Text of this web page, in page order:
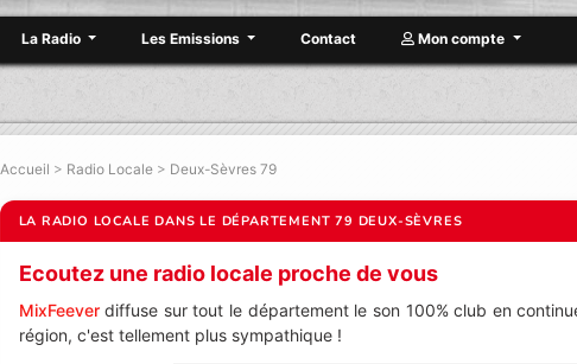
La Radio Les Emissions Contact Mon compte
Accueil > Radio Locale> Deux-Sèvres 79
LA RADIO LOCALE DANS LE DÉPARTEMENT 79 DEUX-SÈVRES
Ecoutez une radio locale proche de vous
MixFeeverdiffuse sur tout le département le son 100% club en
région, c'est tellement plus sympathique !